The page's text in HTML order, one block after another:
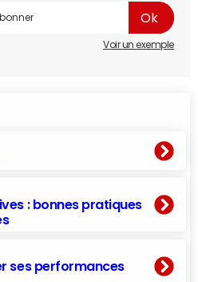
Voir un exemple
: bonnes pratiques
ses performances